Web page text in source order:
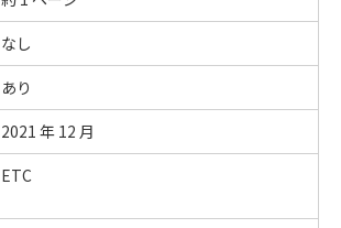
なし
あり
2021 年 12 月
ETC